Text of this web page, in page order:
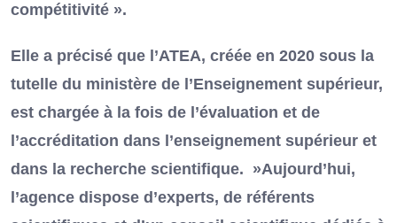
compétitivité ».
Elle a précisé que l’ATEA, créée en 2020 sous la
tutelle du ministère de l’Enseignement supérieur,
est chargée à la fois de l’évaluation et de
l’accréditation dans l’enseignement supérieur et
dans la recherche scientifique. »Aujourd’hui,
l’agence dispose d’experts, de référents